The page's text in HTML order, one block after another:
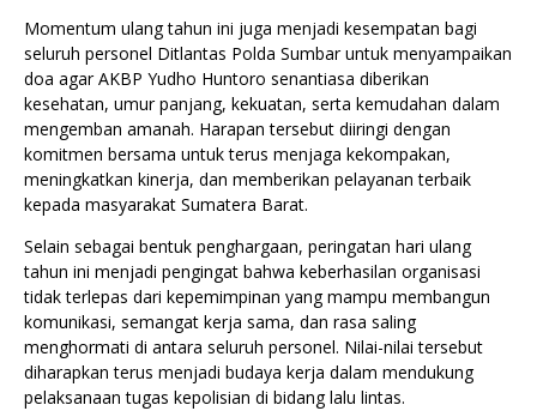
Momentum ulang tahun ini juga menjadi kesempatan bagi
seluruh personel Ditlantas Polda Sumbar untuk menyampaikan
doa agar AKBP Yudho Huntoro senantiasa diberikan
kesehatan, umur panjang, kekuatan, serta kemudahan dalam
mengemban amanah. Harapan tersebut diiringi dengan
komitmen bersama untuk terus menjaga kekompakan,
meningkatkan kinerja, dan memberikan pelayanan terbaik
kepada masyarakat Sumatera Barat.
Selain sebagai bentuk penghargaan, peringatan hari ulang
tahun ini menjadi pengingat bahwa keberhasilan organisasi
tidak terlepas dari kepemimpinan yang mampu membangun
komunikasi, semangat kerja sama, dan rasa saling
menghormati di antara seluruh personel. Nilai-nilai tersebut
diharapkan terus menjadi budaya kerja dalam mendukung
pelaksanaan tugas kepolisian di bidang lalu lintas.